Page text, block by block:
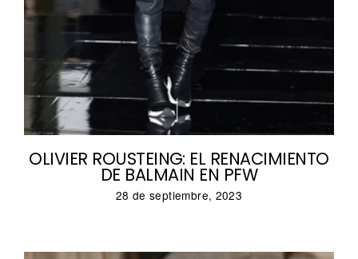
OLIVIER ROUSTEING: EL RENACIMIENTO
DE BALMAIN EN PFW
28 de septiembre, 2023